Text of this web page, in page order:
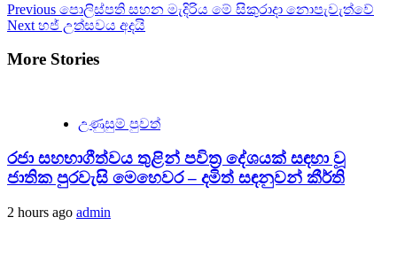
Previous පොලිස්පති සහන මැදිරිය මේ සිකුරාදා නොපැවැත්වේ
Next හජ් උත්සවය අදයි
More Stories
උණුසුම් පුවත්
රජා සහභාගීත්වය තුළින් පවිත්‍ර දේශයක් සඳහා වූ
ජාතික පුරවැසි මෙහෙවර – දමිත් සඳනුවන් කීර්ති
2 hours ago admin